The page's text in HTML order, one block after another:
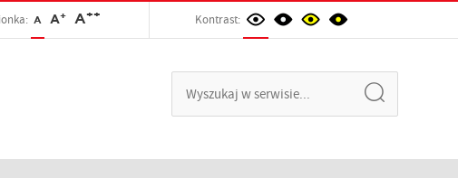
A A+ A++ Kontrast: